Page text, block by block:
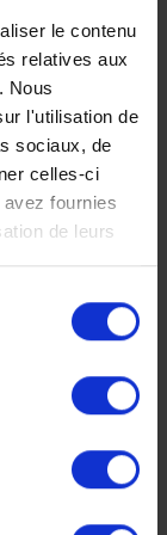
le contenu
relatives aux
Nous
l'utilisation de
sociaux, de
celles-ci
fournies
de leurs
famille
paysages,
de Bagan,
des
petits et